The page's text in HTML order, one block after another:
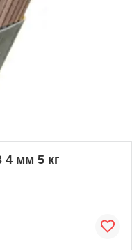
4 мм 5 кг